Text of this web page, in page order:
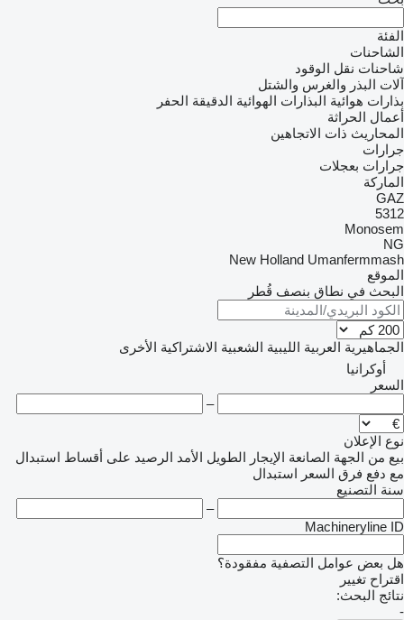
الفئة
الشاحنات
شاحنات نقل الوقود
آلات البذر والغرس والشتل
بذارات هوائية البذارات الهوائية الدقيقة الحفر
أعمال الحراثة
المحاريث ذات الاتجاهين
جرارات
جرارات بعجلات
الماركة
GAZ
5312
Monosem
NG
New Holland Umanfermmash
الموقع
البحث في نطاق بنصف قُطر
الجماهيرية العربية الليبية الشعبية الاشتراكية الأخرى
أوكرانيا
السعر
–
نوع الإعلان
بيع من الجهة الصانعة الإيجار الطويل الأمد الرصيد على أقساط استبدال
مع دفع فرق السعر استبدال
سنة التصنيع
–
Machineryline ID
هل بعض عوامل التصفية مفقودة؟
اقتراح تغيير
نتائج البحث:
-